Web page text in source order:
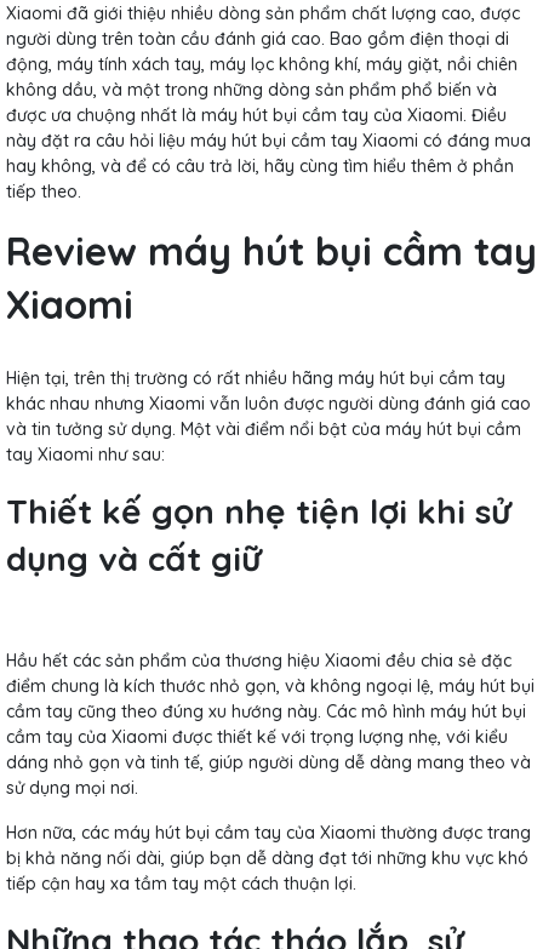
Xiaomi đã giới thiệu nhiều dòng sản phẩm chất lượng cao, được
người dùng trên toàn cầu đánh giá cao. Bao gồm điện thoại di
động, máy tính xách tay, máy lọc không khí, máy giặt, nồi chiên
không dầu, và một trong những dòng sản phẩm phổ biến và
được ưa chuộng nhất là máy hút bụi cầm tay của Xiaomi. Điều
này đặt ra câu hỏi liệu máy hút bụi cầm tay Xiaomi có đáng mua
hay không, và để có câu trả lời, hãy cùng tìm hiểu thêm ở phần
tiếp theo.
Review máy hút bụi cầm tay
Xiaomi
Hiện tại, trên thị trường có rất nhiều hãng máy hút bụi cầm tay
khác nhau nhưng Xiaomi vẫn luôn được người dùng đánh giá cao
và tin tưởng sử dụng. Một vài điểm nổi bật của máy hút bụi cầm
tay Xiaomi như sau:
Thiết kế gọn nhẹ tiện lợi khi sử
dụng và cất giữ
Hầu hết các sản phẩm của thương hiệu Xiaomi đều chia sẻ đặc
điểm chung là kích thước nhỏ gọn, và không ngoại lệ, máy hút bụi
cầm tay cũng theo đúng xu hướng này. Các mô hình máy hút bụi
cầm tay của Xiaomi được thiết kế với trọng lượng nhẹ, với kiểu
dáng nhỏ gọn và tinh tế, giúp người dùng dễ dàng mang theo và
sử dụng mọi nơi.
Hơn nữa, các máy hút bụi cầm tay của Xiaomi thường được trang
bị khả năng nối dài, giúp bạn dễ dàng đạt tới những khu vực khó
tiếp cận hay xa tầm tay một cách thuận lợi.
Những thao tác tháo lắp, sử